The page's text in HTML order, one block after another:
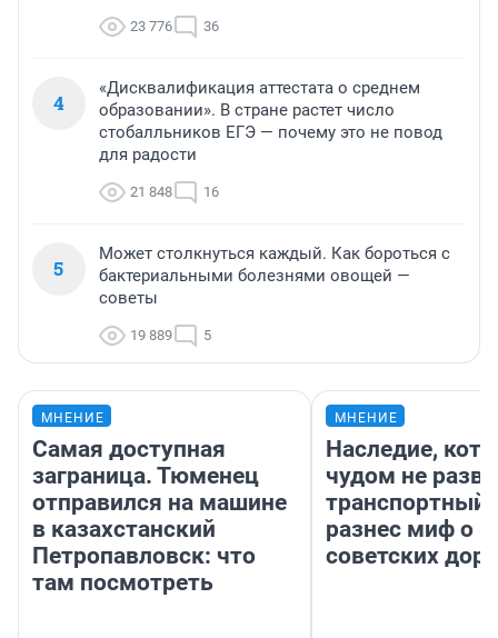
23 776 36
4
«Дисквалификация аттестата о среднем
образовании». В стране растет число
стобалльников ЕГЭ — почему это не повод
для радости
21 848 16
5
Может столкнуться каждый. Как бороться с
бактериальными болезнями овощей —
советы
19 889 5
МНЕНИЕ
Самая доступная
заграница. Тюменец
отправился на машине
в казахстанский
Петропавловск: что
там посмотреть
МНЕНИЕ
Наследие,
чудом не
транспортный
разнес миф о
советских